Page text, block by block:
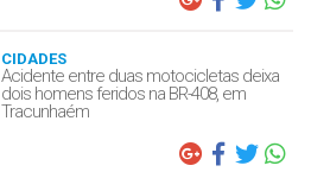
CIDADES
Acidente entre duas motocicletas deixa
dois homens feridos na BR-408, em
Tracunhaém